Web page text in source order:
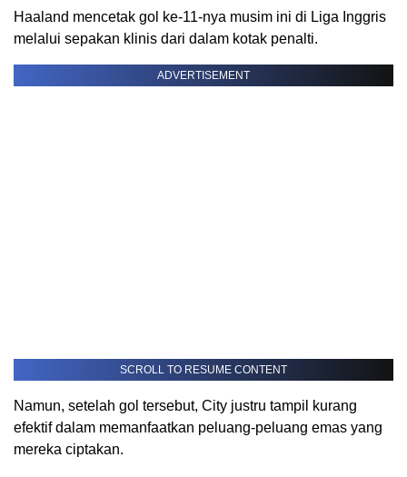
Haaland mencetak gol ke-11-nya musim ini di Liga Inggris
melalui sepakan klinis dari dalam kotak penalti.
ADVERTISEMENT
SCROLL TO RESUME CONTENT
Namun, setelah gol tersebut, City justru tampil kurang
efektif dalam memanfaatkan peluang-peluang emas yang
mereka ciptakan.